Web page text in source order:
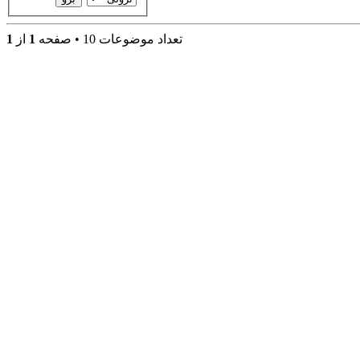
تعداد موضوعات 10 • صفحه 1 از 1